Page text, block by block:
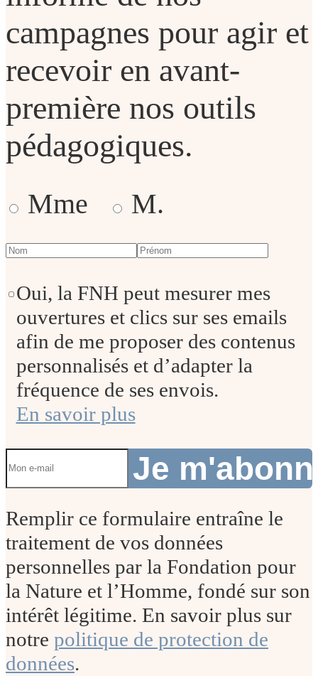
campagnes pour agir et
recevoir en avant-
première nos outils
pédagogiques.
Mme M.
Oui, la FNH peut mesurer mes
ouvertures et clics sur ses emails
afin de me proposer des contenus
personnalisés et d’adapter la
fréquence de ses envois.
En savoir plus
Je
Remplir ce formulaire entraîne le
traitement de vos données
personnelles par la Fondation pour
la Nature et l’Homme, fondé sur son
intérêt légitime. En savoir plus sur
notre politique de protection de
données.